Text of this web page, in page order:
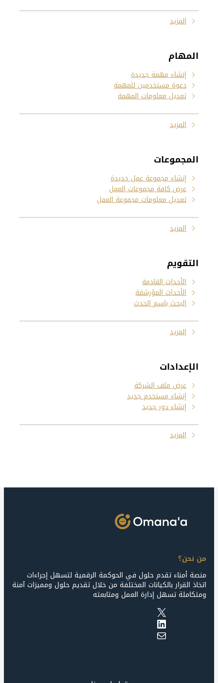
المزيد
المهام
إنشاء مهمة جديدة
دعوة مستخدمين للمهمة
تعديل معلومات المهمة
المزيد
المجموعات
إنشاء مجموعة عمل جديدة
عرض كافة مجموعات العمل
تعديل معلومات مجموعة العمل
المزيد
التقويم
الأحداث القادمة
الأحداث المؤرشفة
البحث باسم الحدث
المزيد
الإعدادات
عرض ملف الشركة
إنشاء مستخدم جديد
إنشاء دور جديد
المزيد
من نحن؟
منصة أمناء تقدم حلول في الحوكمة الرقمية لتسهل إجراءات
اتخاذ القرار بالكيانات المختلفة من خلال تقديم حلول ومميزات آمنة
ومتكاملة تسهل إدارة العمل ومتابعته